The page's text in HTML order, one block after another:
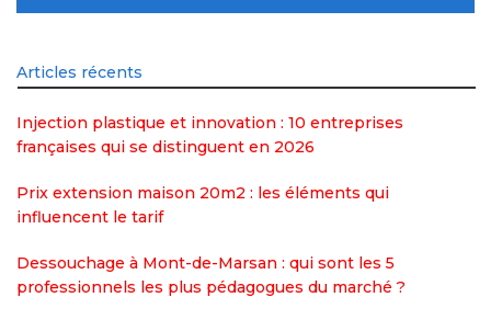
Articles récents
Injection plastique et innovation : 10 entreprises
françaises qui se distinguent en 2026
Prix extension maison 20m2 : les éléments qui
influencent le tarif
Dessouchage à Mont-de-Marsan : qui sont les 5
professionnels les plus pédagogues du marché ?